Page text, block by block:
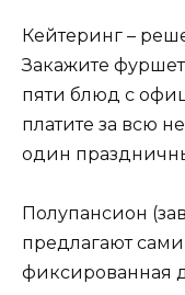
Кейтеринг –
Закажите
пяти блюд с
платите за всю
один
Полупансион
предлагают
фиксированная